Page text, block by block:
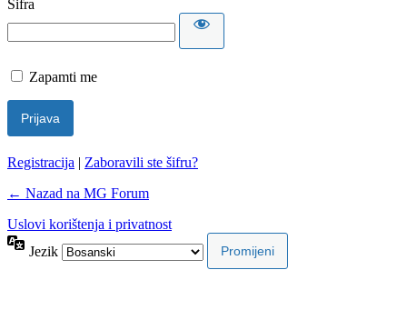
Šifra
Zapamti me
Registracija | Zaboravili ste šifru?
← Nazad na MG Forum
Uslovi korištenja i privatnost
Jezik